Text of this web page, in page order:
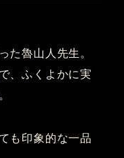
た魯山人先生。
、ふくよかに実
も印象的な一品